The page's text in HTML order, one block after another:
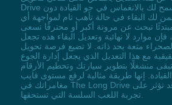
Drive إلى تجربة هادئة تسمح لك بالانغماس في جو القيادة دون
لك البقاء في حالة تأهب تام لمواجهة أي
تبحث عن مرونة أكبر أو محترفًا تسعى
فإن موارد لا نهائية وتعديل البقاء هذه تجعل
متعة بحد ذاته. لا تضيع فرصة تحويل
مع هذا التعديل الذي يجعل إدارة الجوع
منشغلًا بتطوير سيارتك وتحطيم الأرقام
إنها طريقة مثالية لرفع مستوى فايب
مغامراتك في The Long Drive مع تجنب أي باغات قد تؤثر على
تجربة اللعب السلسة التي تستحقها.